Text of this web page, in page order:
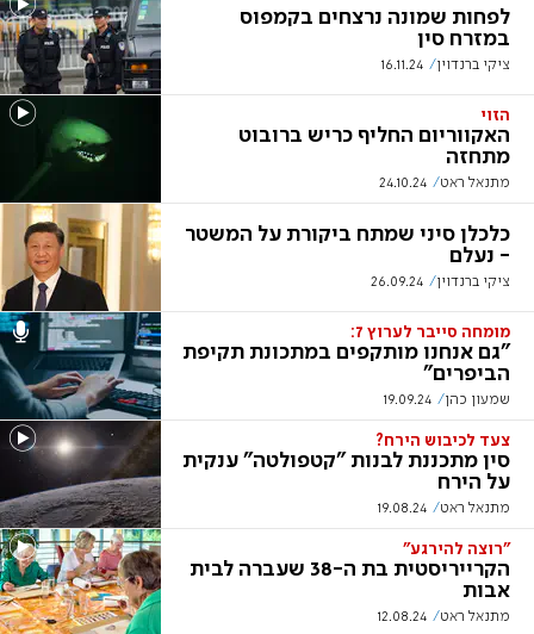
לפחות שמונה נרצחים בקמפוס
במזרח סין
ציקי ברנדוין 16.11.24
הזוי
האקווריום החליף כריש ברובוט
מתחזה
מתנאל ראט 24.10.24
כלכלן סיני שמתח ביקורת על המשטר
- נעלם
ציקי ברנדוין 26.09.24
מומחה סייבר לערוץ 7:
"גם אנחנו מותקפים במתכונת תקיפת
הביפרים"
שמעון כהן 19.09.24
צעד לכיבוש הירח?
סין מתכננת לבנות "קטפולטה" ענקית
על הירח
מתנאל ראט 19.08.24
"רוצה להירגע"
הקרייריסטית בת ה-38 שעברה לבית
אבות
מתנאל ראט 12.08.24